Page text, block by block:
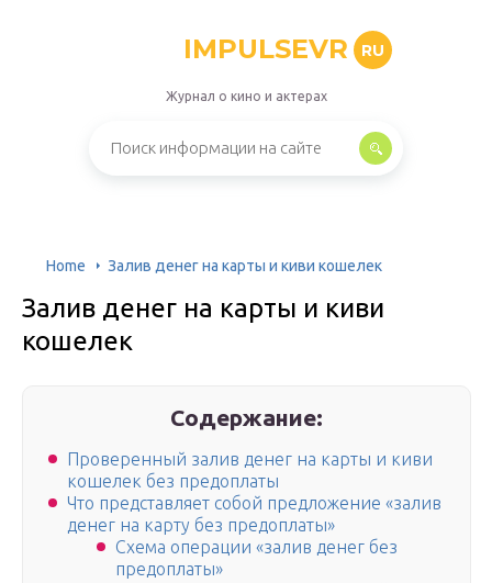
IMPULSEVR RU
Журнал о кино и актерах
Home Залив денег на карты и киви кошелек
Залив денег на карты и киви
кошелек
Содержание:
Проверенный залив денег на карты и киви
кошелек без предоплаты
Что представляет собой предложение «залив
денег на карту без предоплаты»
Схема операции «залив денег без
предоплаты»